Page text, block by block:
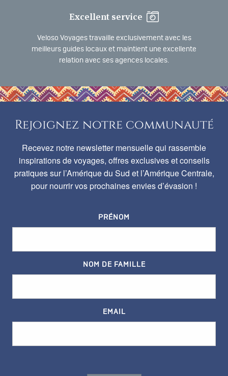
Excellent service
Veloso Voyages travaille exclusivement avec les
meilleurs guides locaux et maintient une excellente
relation avec ses agences locales.
Rejoignez notre communauté
Recevez notre newsletter mensuelle qui rassemble
inspirations de voyages, offres exclusives et conseils
pratiques sur l’Amérique du Sud et l’Amérique Centrale,
pour nourrir vos prochaines envies d’évasion !
PRÉNOM
NOM DE FAMILLE
EMAIL